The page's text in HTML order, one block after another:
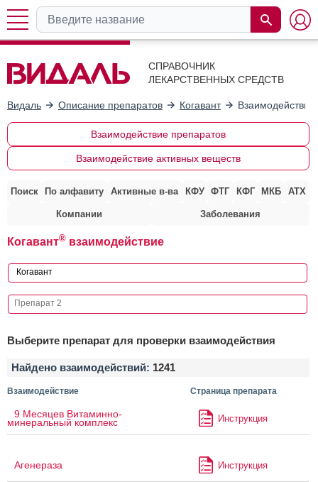
СПРАВОЧНИК
ЛЕКАРСТВЕННЫХ СРЕДСТВ
Видаль Описание препаратов Когавант
Взаимодействие препаратов
Взаимодействие активных веществ
Поиск По алфавиту Активные в-ва КФУ ФТГ КФГ МКБ АТХ
Компании Заболевания
Когавант® взаимодействие
Выберите препарат для проверки взаимодействия
Найдено взаимодействий: 1241
Взаимодействие Страница препарата
9 Месяцев Витаминно-
минеральный комплекс Инструкция
Агенераза Инструкция